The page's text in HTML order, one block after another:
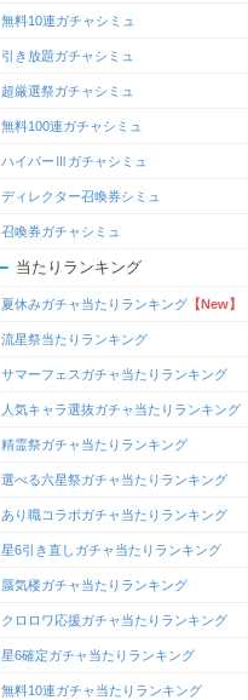
無料10連ガチャシミュ
引き放題ガチャシミュ
超厳選祭ガチャシミュ
無料100連ガチャシミュ
ハイパーⅢガチャシミュ
ディレクター召喚券シミュ
召喚券ガチャシミュ
当たりランキング
夏休みガチャ当たりランキング 【New】
流星祭当たりランキング
サマーフェスガチャ当たりランキング
人気キャラ選抜ガチャ当たりランキング
精霊祭ガチャ当たりランキング
選べる六星祭ガチャ当たりランキング
あり職コラボガチャ当たりランキング
星6引き直しガチャ当たりランキング
蜃気楼ガチャ当たりランキング
クロロワ応援ガチャ当たりランキング
星6確定ガチャ当たりランキング
無料10連ガチャ当たりランキング